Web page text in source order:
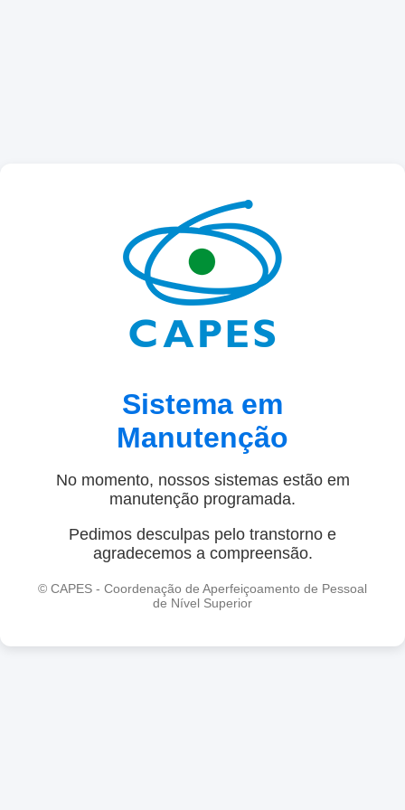
Sistema em
Manutenção
No momento, nossos sistemas estão em
manutenção programada.
Pedimos desculpas pelo transtorno e
agradecemos a compreensão.
© CAPES - Coordenação de Aperfeiçoamento de Pessoal
de Nível Superior